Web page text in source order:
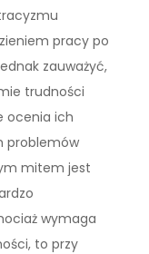
pracy po
zauważyć,
trudności
ocenia ich
problemów
mitem jest
wymaga
to przy